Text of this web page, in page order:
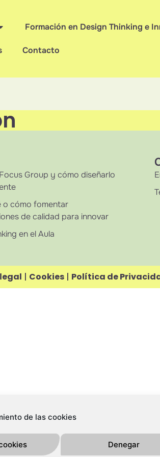
de las cookies
Denegar
Formación en Design Thinking e
Contacto
Group y cómo diseñarlo
o cómo fomentar
de calidad para innovar
en el Aula
| Cookies | Política de